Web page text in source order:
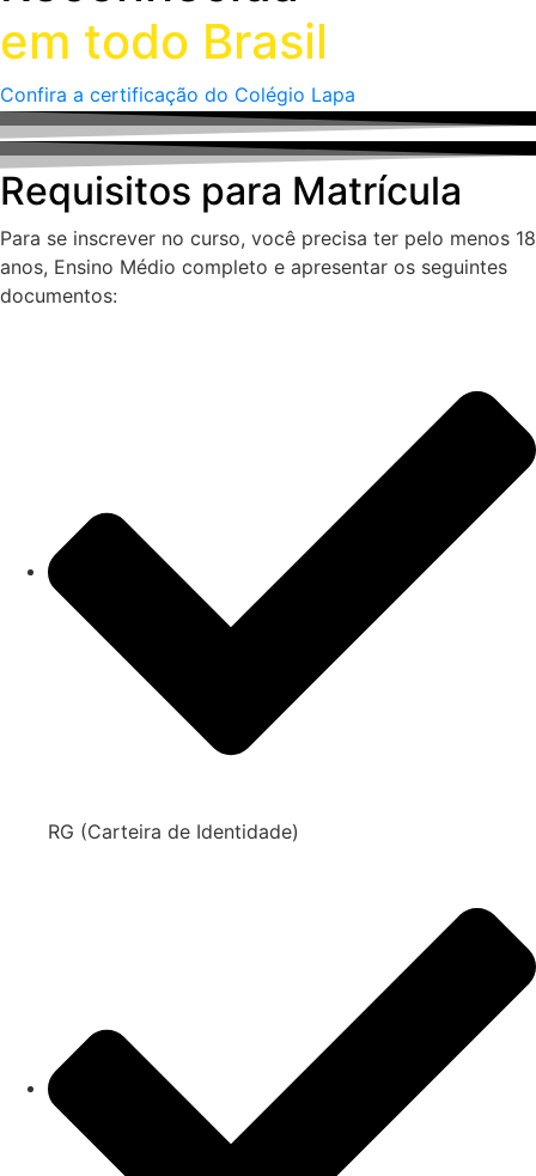
em todo Brasil
Confira a certificação do Colégio Lapa
Requisitos para Matrícula
Para se inscrever no curso, você precisa ter pelo menos 18
anos, Ensino Médio completo e apresentar os seguintes
documentos:
RG (Carteira de Identidade)